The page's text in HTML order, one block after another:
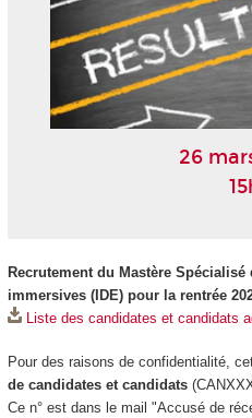
26
Recrutement du Mastère
immersives (IDE) pour la rentrée
Liste des candidates et candidats
Pour des raisons de confidentialité,
de candidates et candidats
Ce n° est dans le mail "Accusé de